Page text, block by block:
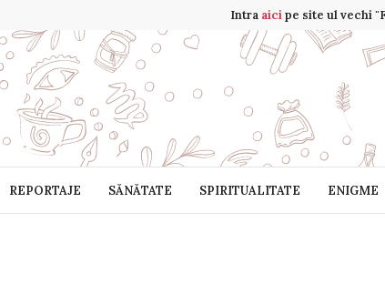
Intra aicipe site ul vechi
REPORTAJE SĂNĂTATE SPIRITUALITATE ENIGME